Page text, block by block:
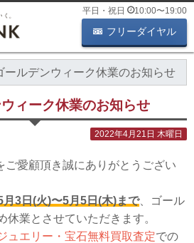
平日・祝日 10:00〜19:00
フリーダイヤル
ールデンウィーク休業のお知らせ
ィーク休業のお知らせ
2022年4月21日 木曜日
ご愛顧頂き誠にありがとうござい
月3日(火)〜5月5日(木)まで、ゴール
休業とさせていただきます。
ュエリー・宝石無料買取査定での